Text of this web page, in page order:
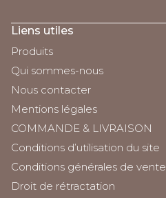
Liens utiles
Produits
Qui sommes-nous
Nous contacter
Mentions légales
COMMANDE & LIVRAISON
Conditions d’utilisation du site
Conditions générales de vente
Droit de rétractation